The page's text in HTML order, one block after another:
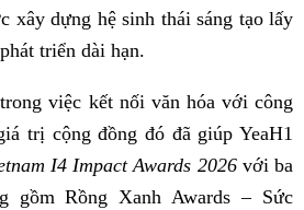
xây dựng hệ sinh thái sáng tạo lấy
triển dài hạn.
việc kết nối văn hóa với công
trị cộng đồng đó đã giúp YeaH1
I4 Impact Awards 2026với ba
gồm Rồng Xanh Awards – Sức